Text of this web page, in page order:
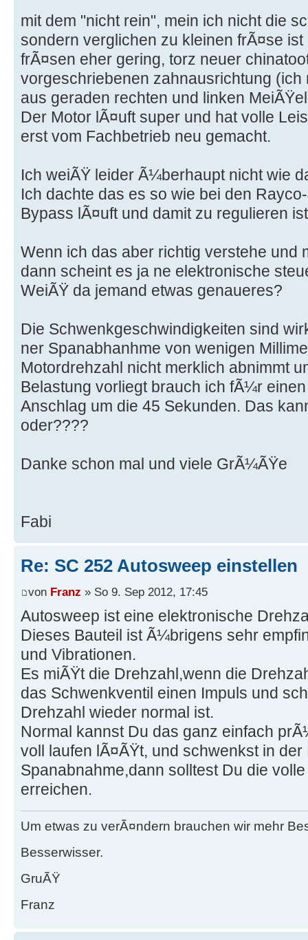
mit dem "nicht rein", mein ich nicht die
sondern verglichen zu kleinen frÃ¤se
frÃ¤sen eher gering, torz neuer
vorgeschriebenen zahnausrichtung (ich
aus geraden rechten und linken
Der Motor lÃ¤uft super und hat volle
erst vom Fachbetrieb neu gemacht.
Ich weiÃŸ leider Ã¼berhaupt nicht wie
Ich dachte das es so wie bei den
Bypass lÃ¤uft und damit zu regulieren
Wenn ich das aber richtig verstehe und
dann scheint es ja ne elektronische
WeiÃŸ da jemand etwas genaueres?
Die Schwenkgeschwindigkeiten sind
ner Spanabhanhme von wenigen
Motordrehzahl nicht merklich abnimmt
Belastung vorliegt brauch ich fÃ¼r
Anschlag um die 45 Sekunden. Das
oder????
Danke schon mal und viele GrÃ¼ÃŸe
Fabi
Re: SC 252 Autosweep einstellen
von Franz » So 9. Sep 2012, 17:45
Autosweep ist eine elektronische
Dieses Bauteil ist Ã¼brigens sehr
und Vibrationen.
Es miÃŸt die Drehzahl,wenn die
das Schwenkventil einen Impuls und
Drehzahl wieder normal ist.
Normal kannst Du das ganz einfach
voll laufen lÃ¤ÃŸt, und schwenkst in der
Spanabnahme,dann solltest Du die
erreichen.
Um etwas zu verÃ¤ndern brauchen wir mehr
Besserwisser.
GruÃŸ
Franz